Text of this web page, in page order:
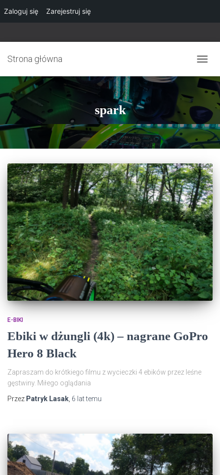
Zaloguj się Zarejestruj się
Strona główna
spark
E-BIKI
Ebiki w dżungli (4k) – nagrane GoPro
Hero 8 Black
Zapraszam do krótkiego filmu z wycieczki 4 ebików przez leśne
gęstwiny. Miłego oglądania
Przez Patryk Lasak 6 lattemu